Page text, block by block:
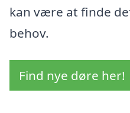
kan være at finde
behov.
Find nye døre her!